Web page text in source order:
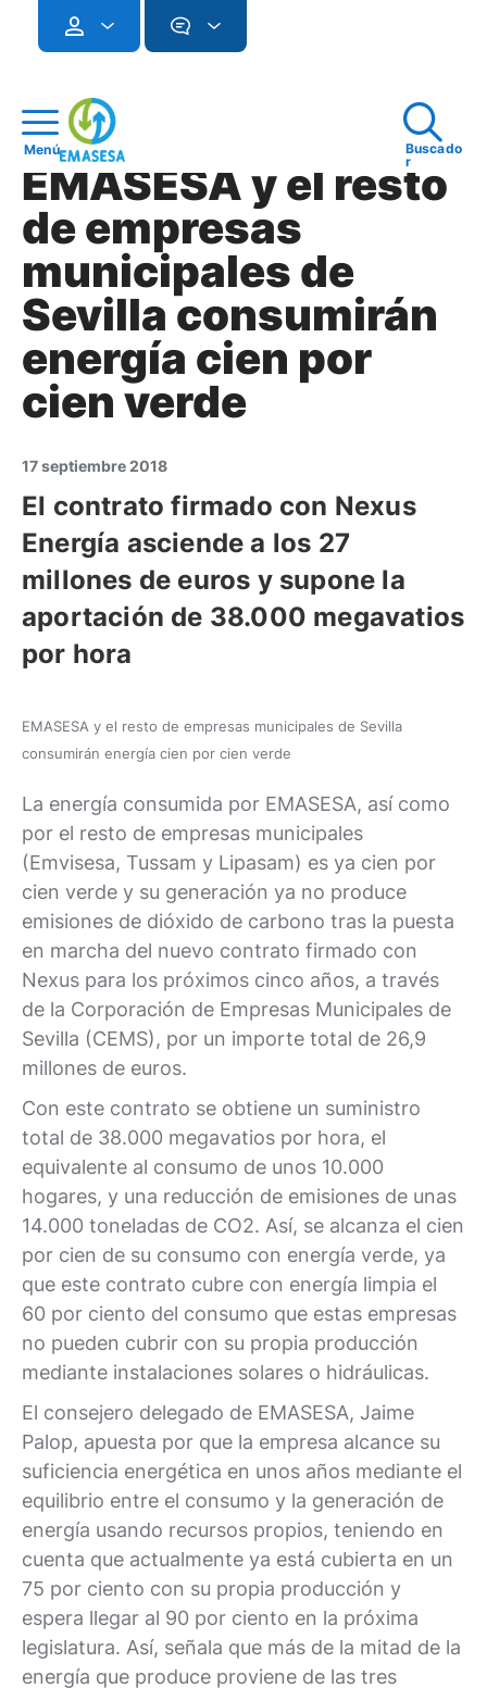
Menú
Buscado
r
EMASESA y el resto
de empresas
municipales de
Sevilla consumirán
energía cien por
cien verde
17 septiembre 2018
El contrato firmado con Nexus
Energía asciende a los 27
millones de euros y supone la
aportación de 38.000 megavatios
por hora
EMASESA y el resto de empresas municipales de Sevilla
consumirán energía cien por cien verde
La energía consumida por EMASESA, así como
por el resto de empresas municipales
(Emvisesa, Tussam y Lipasam) es ya cien por
cien verde y su generación ya no produce
emisiones de dióxido de carbono tras la puesta
en marcha del nuevo contrato firmado con
Nexus para los próximos cinco años, a través
de la Corporación de Empresas Municipales de
Sevilla (CEMS), por un importe total de 26,9
millones de euros.
Con este contrato se obtiene un suministro
total de 38.000 megavatios por hora, el
equivalente al consumo de unos 10.000
hogares, y una reducción de emisiones de unas
14.000 toneladas de CO2. Así, se alcanza el cien
por cien de su consumo con energía verde, ya
que este contrato cubre con energía limpia el
60 por ciento del consumo que estas empresas
no pueden cubrir con su propia producción
mediante instalaciones solares o hidráulicas.
El consejero delegado de EMASESA, Jaime
Palop, apuesta por que la empresa alcance su
suficiencia energética en unos años mediante el
equilibrio entre el consumo y la generación de
energía usando recursos propios, teniendo en
cuenta que actualmente ya está cubierta en un
75 por ciento con su propia producción y
espera llegar al 90 por ciento en la próxima
legislatura. Así, señala que más de la mitad de la
energía que produce proviene de las tres